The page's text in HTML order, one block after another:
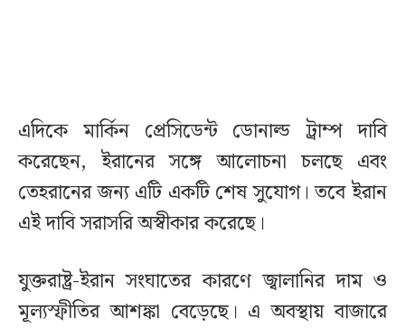
এদিকে মার্কিন প্রেসিডেন্ট ডোনাল্ড ট্রাম্প দাবি
করেছেন, ইরানের সঙ্গে আলোচনা চলছে এবং
তেহরানের জন্য এটি একটি শেষ সুযোগ। তবে ইরান
এই দাবি সরাসরি অস্বীকার করেছে।
যুক্তরাষ্ট্র-ইরান সংঘাতের কারণে জ্বালানির দাম ও
মূল্যস্ফীতির আশঙ্কা বেড়েছে। এ অবস্থায় বাজারে